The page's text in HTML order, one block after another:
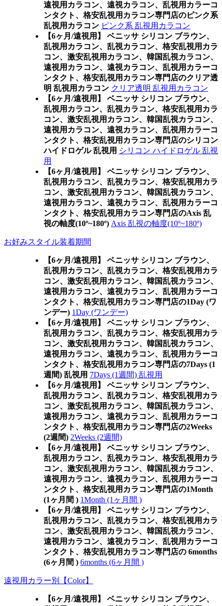
遠視用カラコン、遠視カラコン、乱視用カラーコ
ンタクト、格安乱視用カラコン専門店のピンク系
乱視用カラコン ピンク系 乱視用カラコン
【6ヶ月/遠視用】 ベニッサ シリコン ブラウン、
乱視用カラコン、乱視カラコン、格安乱視用カラ
コン、激安乱視用カラコン、韓国乱視カラコン、
遠視用カラコン、遠視カラコン、乱視用カラーコ
ンタクト、格安乱視用カラコン専門店のクリア透
明 乱視用カラコン クリア透明 乱視用カラコン
【6ヶ月/遠視用】 ベニッサ シリコン ブラウン、
乱視用カラコン、乱視カラコン、格安乱視用カラ
コン、激安乱視用カラコン、韓国乱視カラコン、
遠視用カラコン、遠視カラコン、乱視用カラーコ
ンタクト、格安乱視用カラコン専門店のシリコン
ハイドロゲル 乱視用 シリコン ハイドロゲル 乱視
用
【6ヶ月/遠視用】 ベニッサ シリコン ブラウン、
乱視用カラコン、乱視カラコン、格安乱視用カラ
コン、激安乱視用カラコン、韓国乱視カラコン、
遠視用カラコン、遠視カラコン、乱視用カラーコ
ンタクト、格安乱視用カラコン専門店のAxis 乱
視の軸度(10º~180º) Axis 乱視の軸度(10º~180º)
お好みスタイル装着期間
【6ヶ月/遠視用】 ベニッサ シリコン ブラウン、
乱視用カラコン、乱視カラコン、格安乱視用カラ
コン、激安乱視用カラコン、韓国乱視カラコン、
遠視用カラコン、遠視カラコン、乱視用カラーコ
ンタクト、格安乱視用カラコン専門店の1Day (ワ
ンデー) 1Day (ワンデー)
【6ヶ月/遠視用】 ベニッサ シリコン ブラウン、
乱視用カラコン、乱視カラコン、格安乱視用カラ
コン、激安乱視用カラコン、韓国乱視カラコン、
遠視用カラコン、遠視カラコン、乱視用カラーコ
ンタクト、格安乱視用カラコン専門店の7Days (1
週間) 乱視用 7Days (1週間) 乱視用
【6ヶ月/遠視用】 ベニッサ シリコン ブラウン、
乱視用カラコン、乱視カラコン、格安乱視用カラ
コン、激安乱視用カラコン、韓国乱視カラコン、
遠視用カラコン、遠視カラコン、乱視用カラーコ
ンタクト、格安乱視用カラコン専門店の2Weeks
(2週間) 2Weeks (2週間)
【6ヶ月/遠視用】 ベニッサ シリコン ブラウン、
乱視用カラコン、乱視カラコン、格安乱視用カラ
コン、激安乱視用カラコン、韓国乱視カラコン、
遠視用カラコン、遠視カラコン、乱視用カラーコ
ンタクト、格安乱視用カラコン専門店の1Month
(1ヶ月間 ) 1Month (1ヶ月間 )
【6ヶ月/遠視用】 ベニッサ シリコン ブラウン、
乱視用カラコン、乱視カラコン、格安乱視用カラ
コン、激安乱視用カラコン、韓国乱視カラコン、
遠視用カラコン、遠視カラコン、乱視用カラーコ
ンタクト、格安乱視用カラコン専門店の 6months
(6ヶ月間 ) 6months (6ヶ月間 )
遠視用カラー別【Color】
【6ヶ月/遠視用】 ベニッサ シリコン ブラウン、